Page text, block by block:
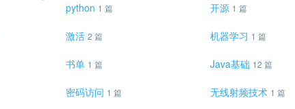
python 1 篇 开源 1 篇
激活 2 篇 机器学习 1 篇
书单 1 篇 Java基础 12 篇
密码访问 1 篇 无线射频技术 1 篇